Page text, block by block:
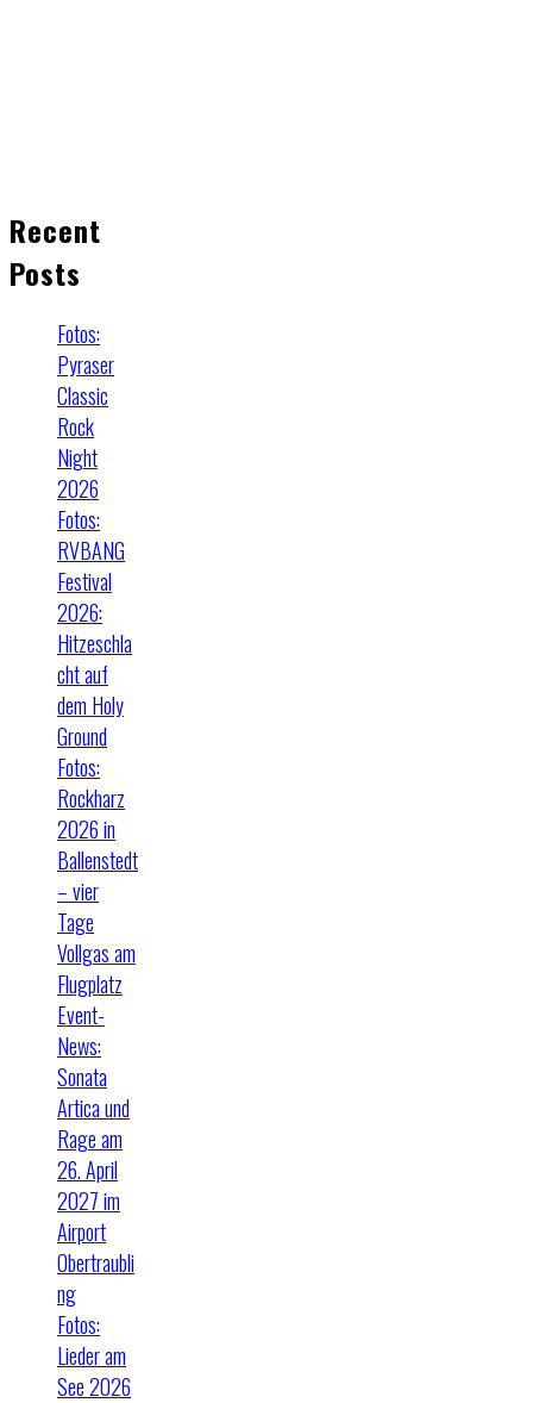
Recent
Posts
Fotos:
Pyraser
Classic
Rock
Night
2026
Fotos:
RVBANG
Festival
2026:
Hitzeschla
cht auf
dem Holy
Ground
Fotos:
Rockharz
2026 in
Ballenstedt
– vier
Tage
Vollgas am
Flugplatz
Event-
News:
Sonata
Artica und
Rage am
26. April
2027 im
Airport
Obertraubli
ng
Fotos:
Lieder am
See 2026